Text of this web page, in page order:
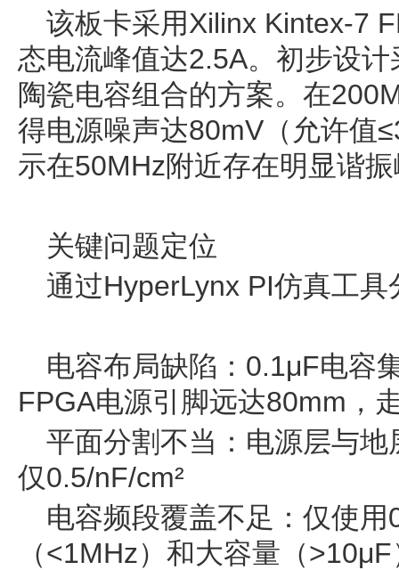
该板卡采用Xilinx Kintex-7
态电流峰值达2.5A。初步设
陶瓷电容组合的方案。在
得电源噪声达80mV（允许值
示在50MHz附近存在明显谐
关键问题定位
通过HyperLynx PI仿真工
电容布局缺陷：0.1μF电容
FPGA电源引脚远达80mm，
平面分割不当：电源层与
仅0.5/nF/cm²
电容频段覆盖不足：仅使
（<1MHz）和大容量（